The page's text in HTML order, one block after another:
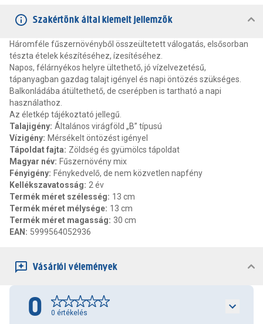
Szakértőnk által kiemelt jellemzők
Háromféle fűszernövényből összeültetett válogatás, elsősorban
tészta ételek készítéséhez, ízesítéséhez.
Napos, félárnyékos helyre ültethető, jó vízelvezetésű,
tápanyagban gazdag talajt igényel és napi öntözés szükséges.
Balkonládába átültethető, de cserépben is tartható a napi
használathoz.
Az életkép tájékoztató jellegű.
Talajigény: Általános virágföld „B” típusú
Vízigény: Mérsékelt öntözést igényel
Tápoldat fajta: Zöldség és gyümölcs tápoldat
Magyar név: Fűszernövény mix
Fényigény: Fénykedvelő, de nem közvetlen napfény
Kellékszavatosság: 2 év
Termék méret szélesség: 13 cm
Termék méret mélysége: 13 cm
Termék méret magasság: 30 cm
EAN : 5999564052936
Vásárlói vélemények
0 0 értékelés